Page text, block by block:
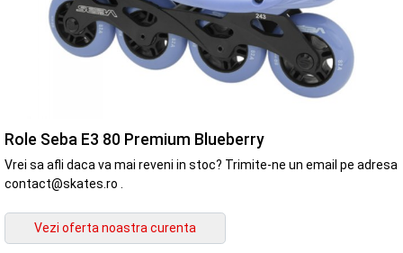
Role Seba E3 80 Premium Blueberry
Vrei sa afli daca va mai reveni in stoc? Trimite-ne un email pe adresa
contact@skates.ro .